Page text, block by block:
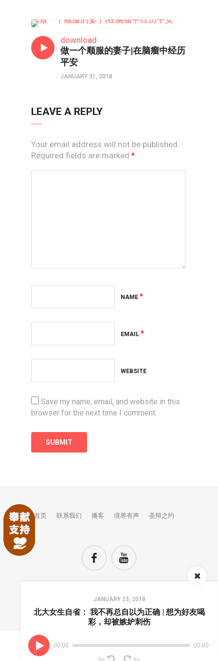
download
做一个顺服的妻子|在脑瘤中经历
平安
JANUARY 31, 2018
LEAVE A REPLY
Your email address will not be published.
Required fields are marked *
NAME *
EMAIL *
WEBSITE
Save my name, email, and website in this
browser for the next time I comment.
JANUARY 23, 2018
北大女生自省： 我不再总自以为正确 | 想为好友喝
彩，却被嫉妒刺伤
00:00 00:00
首页 联系我们 播客 境界有声 圣辩之约
TOP